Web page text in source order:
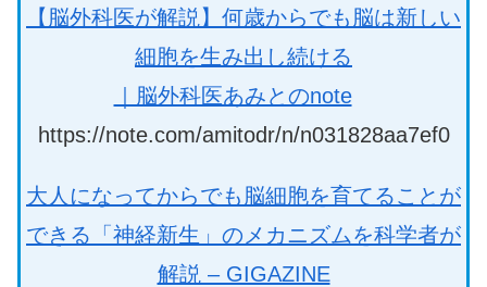
【脳外科医が解説】何歳からでも脳は新しい
細胞を生み出し続ける
｜脳外科医あみとのnote
https://note.com/amitodr/n/n031828aa7ef0
大人になってからでも脳細胞を育てることが
できる「神経新生」のメカニズムを科学者が
解説 – GIGAZINE